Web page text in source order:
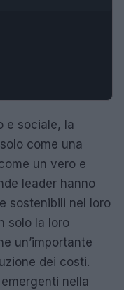
e sociale, la
come una
un vero e
leader hanno
sostenibili nel loro
solo la loro
un’importante
dei costi.
nella